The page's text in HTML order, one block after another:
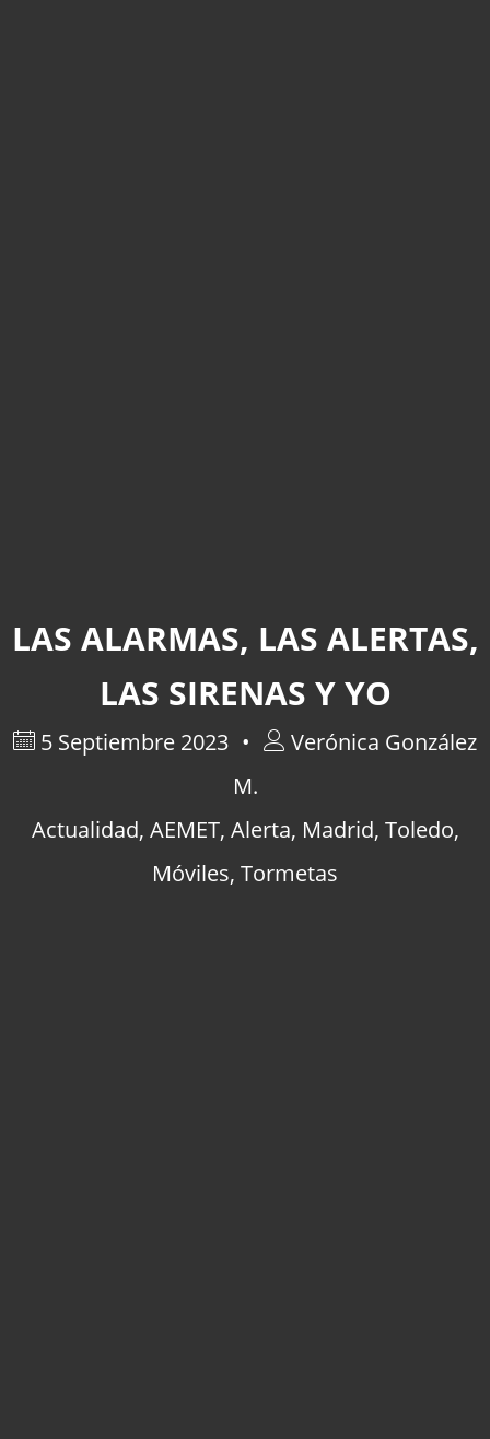
LAS ALARMAS, LAS ALERTAS,
LAS SIRENAS Y YO
5 Septiembre 2023
Verónica González
M.
Actualidad, AEMET, Alerta, Madrid, Toledo,
Móviles, Tormetas